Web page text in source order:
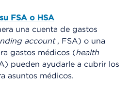
FSA o HSA
una cuenta de gastos
account, FSA) o una
gastos médicos (health
pueden ayudarle a cubrir los
asuntos médicos.